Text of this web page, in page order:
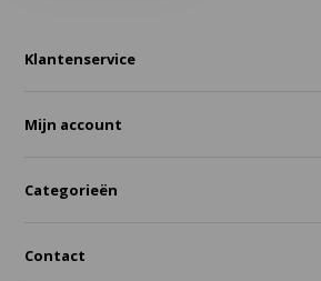
Klantenservice
Mijn account
Categorieën
Contact